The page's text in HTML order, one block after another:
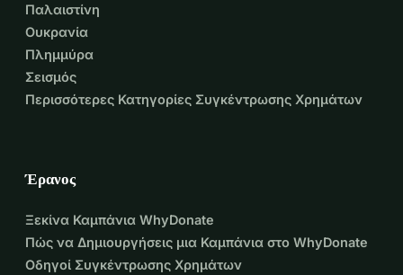
Παλαιστίνη
Ουκρανία
Πλημμύρα
Σεισμός
Περισσότερες Κατηγορίες Συγκέντρωσης Χρημάτων
Έρανος
Ξεκίνα Καμπάνια WhyDonate
Πώς να Δημιουργήσεις μια Καμπάνια στο WhyDonate
Οδηγοί Συγκέντρωσης Χρημάτων